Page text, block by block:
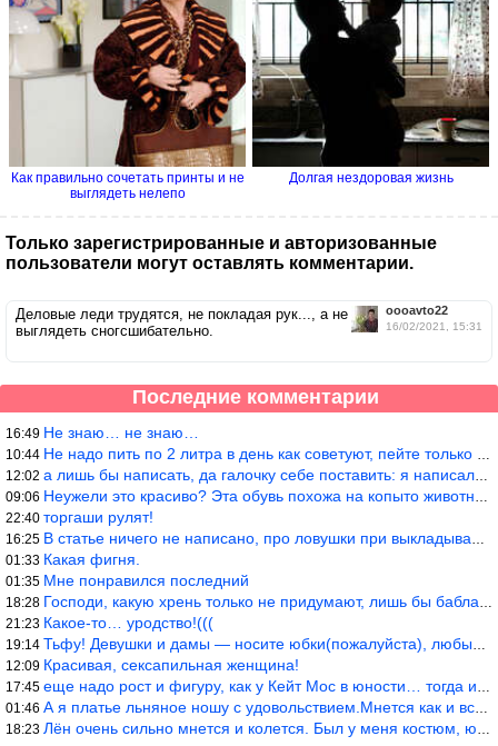
Как правильно сочетать принты и не
выглядеть нелепо
Долгая нездоровая жизнь
Только зарегистрированные и авторизованные
пользователи могут оставлять комментарии.
oooavto22
16/02/2021, 15:31
Деловые леди трудятся, не покладая рук..., а не
выглядеть сногсшибательно.
Последние комментарии
16:49 Не знаю… не знаю…
10:44 Не надо пить по 2 литра в день как советуют, пейте только когда
12:02 а лишь бы написать, да галочку себе поставить: я написала статью
09:06 Неужели это красиво? Эта обувь похожа на копыто животного, не хв
22:40 торгаши рулят!
16:25 В статье ничего не написано, про ловушки при выкладывании товара
01:33 Какая фигня.
01:35 Мне понравился последний
18:28 Господи, какую хрень только не придумают, лишь бы бабла срубить!
21:23 Какое-то… уродство!(((
19:14 Тьфу! Девушки и дамы — носите юбки(пожалуйста), любые штаны на ж
12:09 Красивая, сексапильная женщина!
17:45 еще надо рост и фигуру, как у Кейт Мос в юности… тогда и стиль т
01:46 А я платье льняное ношу с удовольствием.Мнется как и все. Но это
18:23 Лён очень сильно мнется и колется. Был у меня костюм, юбка и жак